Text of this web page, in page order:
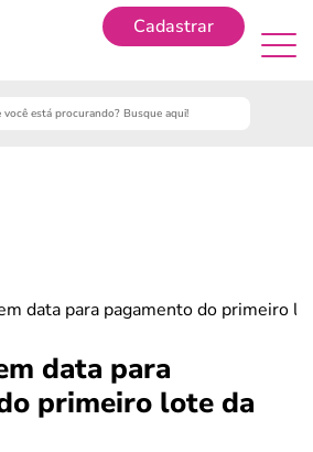
Cadastrar
data para pagamento do primeiro
data para
primeiro lote da